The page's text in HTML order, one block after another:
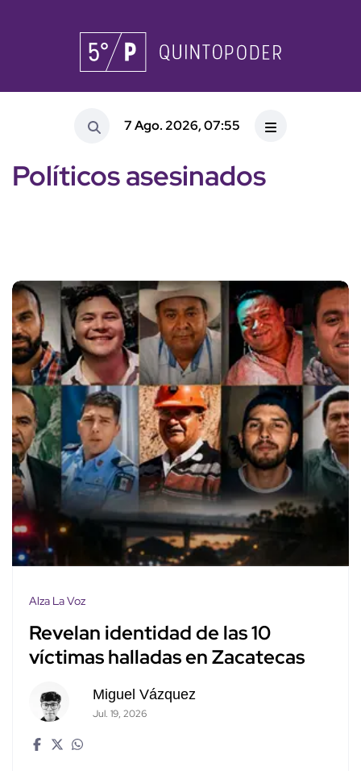
7 Ago. 2026, 07:55
Políticos asesinados
Alza La Voz
Revelan identidad de las 10
víctimas halladas en Zacatecas
Miguel Vázquez
Jul. 19, 2026